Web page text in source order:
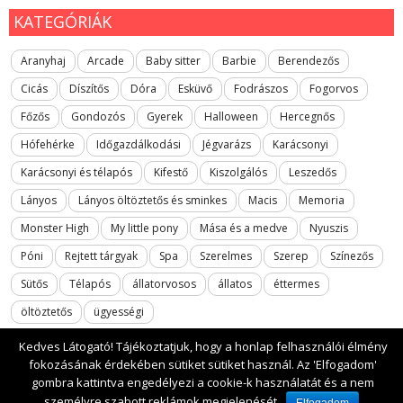
KATEGÓRIÁK
Aranyhaj Arcade Baby sitter Barbie
Berendezős
Cicás
Díszítős Dóra Esküvő Fodrászos
Fogorvos
Főzős
Gondozós Gyerek Halloween
Hercegnős
Hófehérke
Időgazdálkodási Jégvarázs
Karácsonyi
Karácsonyi és télapós
Kifestő Kiszolgálós
Leszedős
Lányos
Lányos öltöztetős és sminkes Macis
Memoria
Monster High
My little pony Mása és a medve
Nyuszis
Póni
Rejtett tárgyak Spa Szerelmes Szerep
Színezős
Sütős
Télapós állatorvosos állatos
éttermes
öltöztetős
ügyességi
2017 All rights reserved. lanyosjatekok.gyerekfilmek.hu
Kedves Látogató! Tájékoztatjuk, hogy a honlap felhasználói élmény
fokozásának érdekében sütiket sütiket használ. Az 'Elfogadom'
gombra kattintva engedélyezi a cookie-k használatát és a nem